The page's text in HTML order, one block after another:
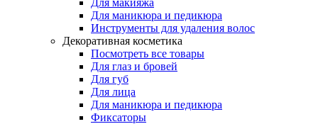
Для макияжа
Для маникюра и педикюра
Инструменты для удаления волос
Декоративная косметика
Посмотреть все товары
Для глаз и бровей
Для губ
Для лица
Для маникюра и педикюра
Фиксаторы